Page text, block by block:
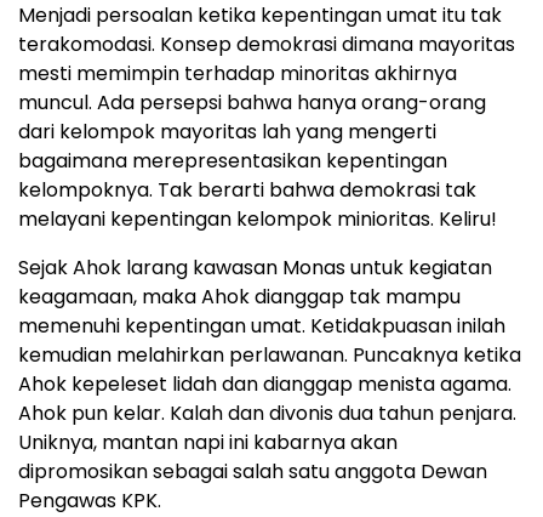
Menjadi persoalan ketika kepentingan umat itu tak
terakomodasi. Konsep demokrasi dimana mayoritas
mesti memimpin terhadap minoritas akhirnya
muncul. Ada persepsi bahwa hanya orang-orang
dari kelompok mayoritas lah yang mengerti
bagaimana merepresentasikan kepentingan
kelompoknya. Tak berarti bahwa demokrasi tak
melayani kepentingan kelompok minioritas. Keliru!
Sejak Ahok larang kawasan Monas untuk kegiatan
keagamaan, maka Ahok dianggap tak mampu
memenuhi kepentingan umat. Ketidakpuasan inilah
kemudian melahirkan perlawanan. Puncaknya ketika
Ahok kepeleset lidah dan dianggap menista agama.
Ahok pun kelar. Kalah dan divonis dua tahun penjara.
Uniknya, mantan napi ini kabarnya akan
dipromosikan sebagai salah satu anggota Dewan
Pengawas KPK.